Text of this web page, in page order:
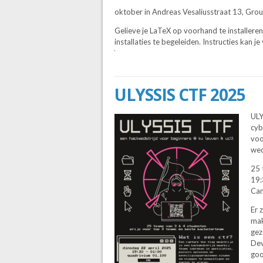
oktober in Andreas Vesaliusstraat 13,
Gelieve je LaTeX op voorhand te
installaties te begeleiden. Instructies kan
ULYSSIS CTF 2025
25
Er